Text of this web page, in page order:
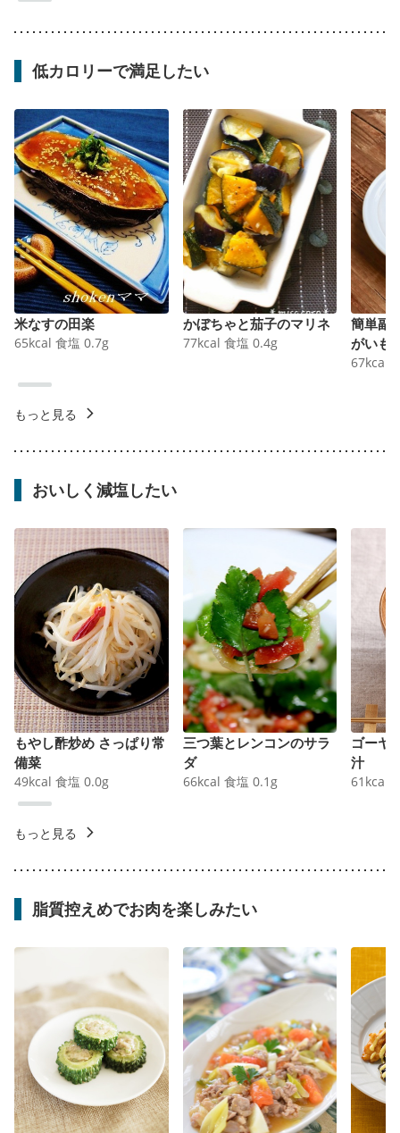
低カロリーで満足したい
米なすの田楽
65kcal 食塩 0.7g
かぼちゃと茄子のマリネ
77kcal 食塩 0.4g
簡単副
がいも
67kcal
もっと見る
おいしく減塩したい
もやし酢炒め さっぱり常
備菜
49kcal 食塩 0.0g
三つ葉とレンコンのサラ
ダ
66kcal 食塩 0.1 g
ゴーヤ
汁
61 kcal
もっと見る
脂質控えめでお肉を楽しみたい